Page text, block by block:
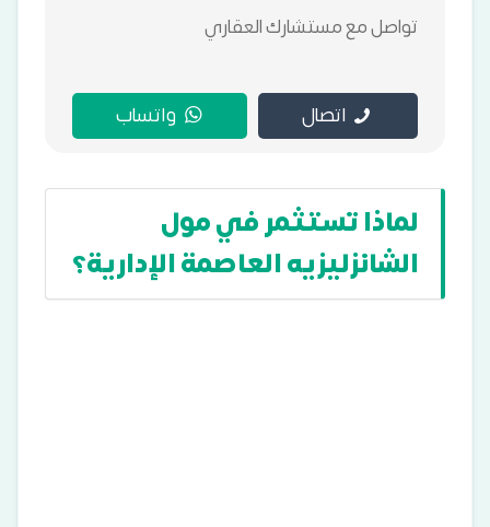
تواصل مع مستشارك العقاري
اتصال واتساب
لماذا تستثمر في مول
الشانزليزيه العاصمة الإدارية؟